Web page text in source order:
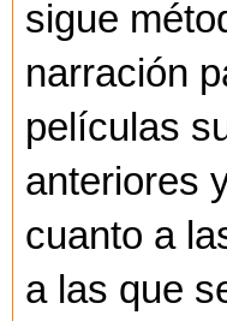
sigue
narración
películas
anteriores
cuanto a
a las que